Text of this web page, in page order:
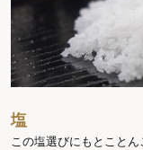
塩
この塩選びにもとこと